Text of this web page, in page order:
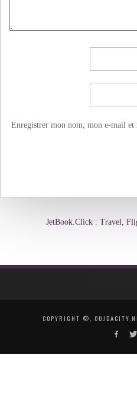
Enregistrer mon nom, mon e-mail et
JetBook.Click : Travel,
COPYRIGHT ©,